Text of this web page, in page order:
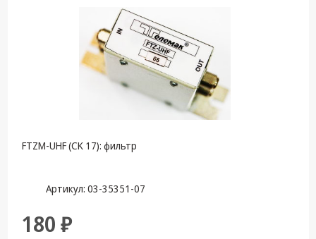
FTZM-UHF (CK 17): фильтр
Артикул: 03-35351-07
180 ₽